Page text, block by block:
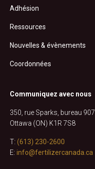
Adhésion
Ressources
Nouvelles & évènements
Coordonnées
Communiquez avec nous
350, rue Sparks, bureau 907
Ottawa (ON) K1R 7S8
T: (613) 230-2600
E: info@fertilizercanada.ca